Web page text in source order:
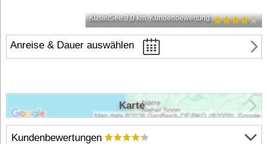
Küste/See 3,0 km Kundenbewertung
Anreise & Dauer auswählen
Kundenbewertungen
Karte